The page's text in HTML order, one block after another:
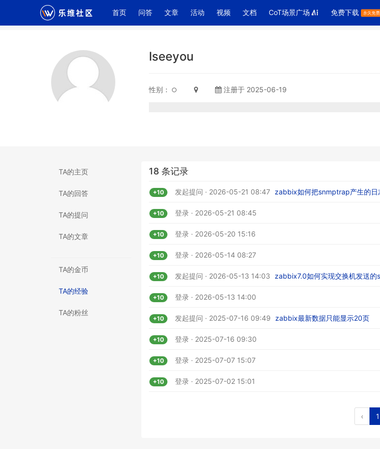
首页(current)
问答 文章 活动 视频 文档 CoT场景广场 免费下载
Iseeyou
性别： 注册于 2025-06-19
TA的主页
TA的回答
TA的提问
TA的文章
TA的金币
TA的经验
TA的粉丝
18 条记录
+10 发起提问 · 2026-05-21 08:47 zabbix如何把snmptrap产生的日
+10 登录 · 2026-05-21 08:45
+10 登录 · 2026-05-20 15:16
+10 登录 · 2026-05-14 08:27
+10 发起提问 · 2026-05-13 14:03 zabbix7.0如何实现交换机发送
+10 登录 · 2026-05-13 14:00
+10 发起提问 · 2025-07-16 09:49 zabbix最新数据只能显示20页
+10 登录 · 2025-07-16 09:30
+10 登录 · 2025-07-07 15:07
+10 登录 · 2025-07-02 15:01
‹ 1